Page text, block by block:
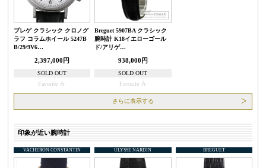
ブレゲ クラシック クロノグ
ラフ コラムホイール 5247B
B/29/9V6…
2,397,000円
SOLD OUT
Favorite
Breguet 5907BA クラシック
腕時計 K18イエローゴール
ド/アリゲ…
938,000円
SOLD OUT
Favorite
さらに表示する
印象が近い腕時計
VACHERON CONSTANTIN ULYSSE NARDIN BREGUET